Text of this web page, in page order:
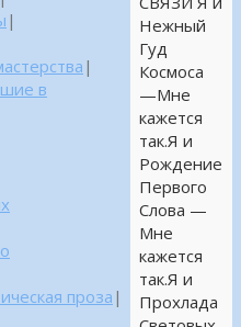
Нежный
Гуд
Космоса
—Мне
кажется
так.Я и
Рождение
Первого
Слова —
Мне
кажется
так.Я и
Прохлада
|
|
в
проза|